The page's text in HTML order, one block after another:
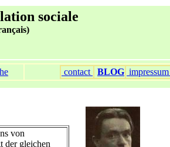
sociale
contact BLOG impressum
von
der gleichen